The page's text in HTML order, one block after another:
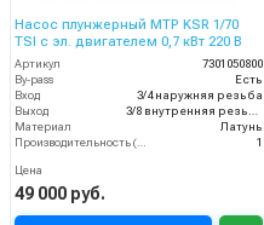
Насос плунжерный MTP KSR 1/70
TSI с эл. двигателем 0,7 кВт 220 В
Артикул
7301050800
By-pass
Есть
Вход
3/4 наружняя резьба
Выход
3/8 внутренняя резьба
Материал
Латунь
Производительность (л/мин)
1
Цена
49 000 руб.